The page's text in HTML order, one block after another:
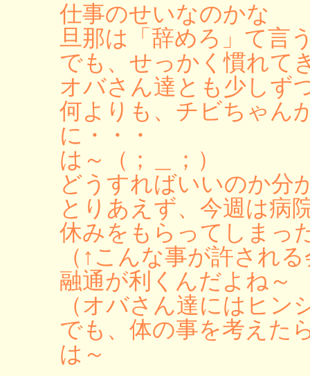
仕事のせいなのかな
旦那は「辞めろ」て言
でも、せっかく慣れて
オバさん達とも少しず
何よりも、チビちゃん
に・・・
は～（；＿；）
どうすればいいのか分
とりあえず、今週は病
休みをもらってしまっ
（↑こんな事が許され
融通が利くんだよね～
（オバさん達にはヒン
でも、体の事を考えた
は～